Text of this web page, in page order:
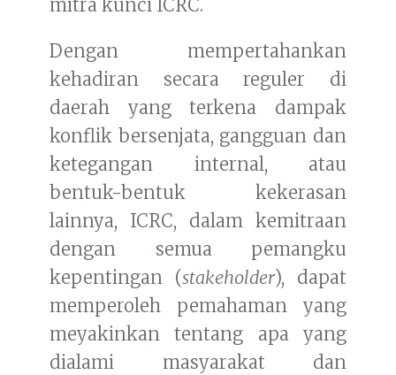
mitra kunci ICRC.
Dengan mempertahankan
kehadiran secara reguler di
daerah yang terkena dampak
konflik bersenjata, gangguan dan
ketegangan internal, atau
bentuk-bentuk kekerasan
lainnya, ICRC, dalam kemitraan
dengan semua pemangku
kepentingan (stakeholder), dapat
memperoleh pemahaman yang
meyakinkan tentang apa yang
dialami masyarakat dan